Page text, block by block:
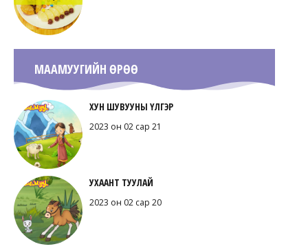
МААМУУГИЙН ӨРӨӨ
ХУН ШУВУУНЫ ҮЛГЭР
2023 он 02 сар 21
УХААНТ ТУУЛАЙ
2023 он 02 сар 20